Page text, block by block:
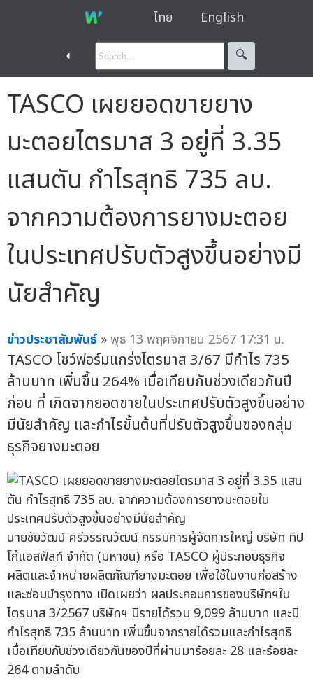
ไทย English
◐ 🔍︎
TASCO เผยยอดขายยาง
มะตอยไตรมาส 3 อยู่ที่ 3.35
แสนตัน กำไรสุทธิ 735 ลบ.
จากความต้องการยางมะตอย
ในประเทศปรับตัวสูงขึ้นอย่างมี
นัยสำคัญ
ข่าวประชาสัมพันธ์ »พุธ 13 พฤศจิกายน 2567 17:31 น.
TASCO โชว์ฟอร์มแกร่งไตรมาส 3/67 มีกำไร 735
ล้านบาท เพิ่มขึ้น 264% เมื่อเทียบกับช่วงเดียวกันปี
ก่อน ที่ เกิดจากยอดขายในประเทศปรับตัวสูงขึ้นอย่าง
มีนัยสำคัญ และกำไรขั้นต้นที่ปรับตัวสูงขึ้นของกลุ่ม
ธุรกิจยางมะตอย
นายชัยวัฒน์ ศรีวรรณวัฒน์ กรรมการผู้จัดการใหญ่ บริษัท ทิป
โก้แอสฟัลท์ จำกัด (มหาชน) หรือ TASCO ผู้ประกอบธุรกิจ
ผลิตและจำหน่ายผลิตภัณฑ์ยางมะตอย เพื่อใช้ในงานก่อสร้าง
และซ่อมบำรุงทาง เปิดเผยว่า ผลประกอบการของบริษัทฯใน
ไตรมาส 3/2567 บริษัทฯ มีรายได้รวม 9,099 ล้านบาท และมี
กำไรสุทธิ 735 ล้านบาท เพิ่มขึ้นจากรายได้รวมและกำไรสุทธิ
เมื่อเทียบกับช่วงเดียวกันของปีที่ผ่านมาร้อยละ 28 และร้อยละ
264 ตามลำดับ